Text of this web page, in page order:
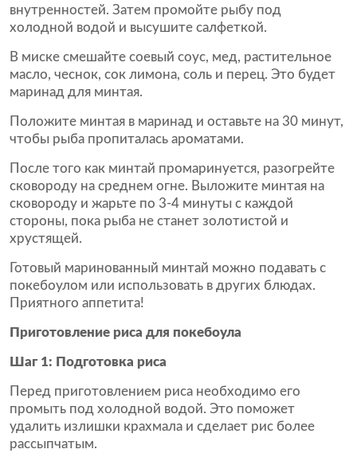
внутренностей. Затем промойте рыбу под
холодной водой и высушите салфеткой.
В миске смешайте соевый соус, мед, растительное
масло, чеснок, сок лимона, соль и перец. Это будет
маринад для минтая.
Положите минтая в маринад и оставьте на 30 минут,
чтобы рыба пропиталась ароматами.
После того как минтай промаринуется, разогрейте
сковороду на среднем огне. Выложите минтая на
сковороду и жарьте по 3-4 минуты с каждой
стороны, пока рыба не станет золотистой и
хрустящей.
Готовый маринованный минтай можно подавать с
покебоулом или использовать в других блюдах.
Приятного аппетита!
Приготовление риса для покебоула
Шаг 1: Подготовка риса
Перед приготовлением риса необходимо его
промыть под холодной водой. Это поможет
удалить излишки крахмала и сделает рис более
рассыпчатым.